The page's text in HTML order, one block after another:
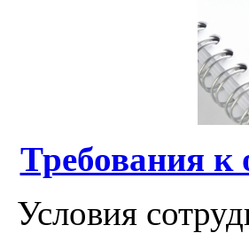
Требования к
Условия